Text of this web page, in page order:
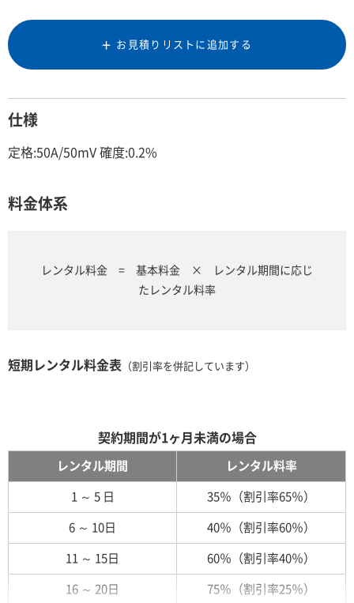
お見積りリストに追加する
仕様
定格:50A/50mV 確度:0.2%
料金体系
レンタル料金 = 基本料金 × レンタル期間に応じ
たレンタル料率
短期レンタル料金表 （割引率を併記しています）
契約期間が1ヶ月未満の場合
レンタル期間 レンタル料率
1 ～ 5 日 35％（割引率65％）
6 ～ 10日 40％（割引率60％）
11 ～ 15日 60％（割引率40％）
16 ～ 20日 75％（割引率25％）